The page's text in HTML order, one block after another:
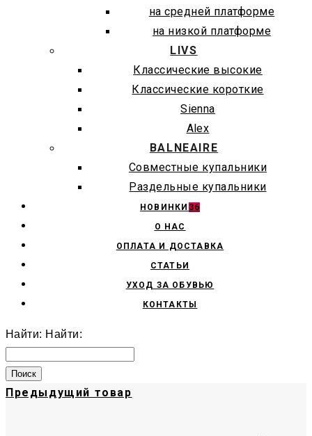
на средней платформе
на низкой платформе
LIVS
Классические высокие
Классические короткие
Sienna
Alex
BALNEAIRE
Совместные купальники
Раздельные купальники
НОВИНКИ 36
О НАС
ОПЛАТА И ДОСТАВКА
СТАТЬИ
УХОД ЗА ОБУВЬЮ
КОНТАКТЫ
Найти: Найти:
Предыдущий товар